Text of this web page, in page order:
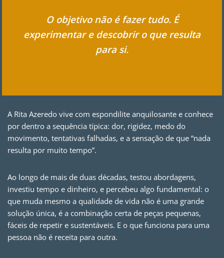
O objetivo não é fazer tudo. É
experimentar e descobrir o que resulta
para si.
A Rita Azeredo vive com espondilite anquilosante e conhece
por dentro a sequência típica: dor, rigidez, medo do
movimento, tentativas falhadas, e a sensação de que “nada
resulta por muito tempo”.
Ao longo de mais de duas décadas, testou abordagens,
investiu tempo e dinheiro, e percebeu algo fundamental: o
que muda mesmo a qualidade de vida não é uma grande
solução única, é a combinação certa de peças pequenas,
fáceis de repetir e sustentáveis. E o que funciona para uma
pessoa não é receita para outra.